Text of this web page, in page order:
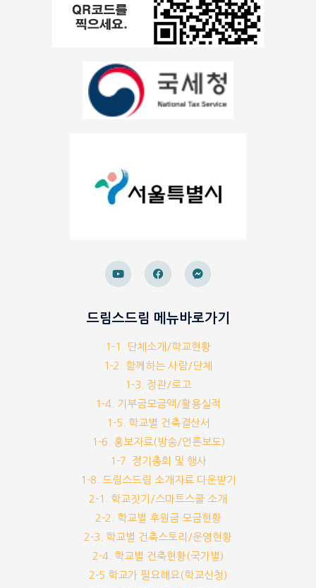
드림스드림 메뉴바로가기
1-1. 단체소개/학교현황
1-2. 함께하는 사람/단체
1-3. 정관/로고
1-4. 기부금모금액/활용실적
1-5. 학교별 건축결산서
1-6. 홍보자료(방송/언론보도)
1-7. 정기총회 및 행사
1-8. 드림스드림 소개자료 다운받기
2-1. 학교짓기/스마트스쿨 소개
2-2. 학교별 후원금 모금현황
2-3. 학교별 건축스토리/운영현황
2-4. 학교별 건축현황(국가별)
2-5 학교가 필요해요(학교신청)